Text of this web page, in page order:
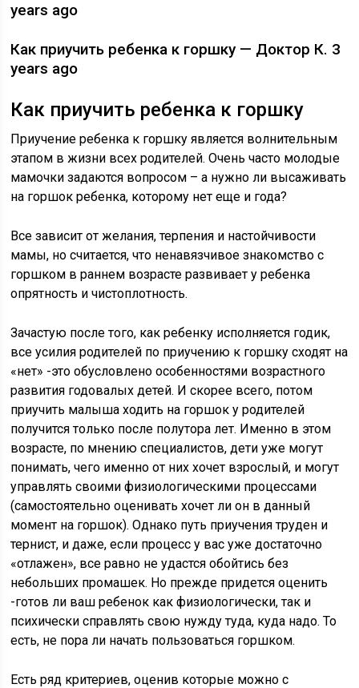
years ago
Как приучить ребенка к горшку — Доктор К. 3
years ago
Как приучить ребенка к горшку
Приучение ребенка к горшку является волнительным
этапом в жизни всех родителей. Очень часто молодые
мамочки задаются вопросом – а нужно ли высаживать
на горшок ребенка, которому нет еще и года?
Все зависит от желания, терпения и настойчивости
мамы, но считается, что ненавязчивое знакомство с
горшком в раннем возрасте развивает у ребенка
опрятность и чистоплотность.
Зачастую после того, как ребенку исполняется годик,
все усилия родителей по приучению к горшку сходят на
«нет» -это обусловлено особенностями возрастного
развития годовалых детей. И скорее всего, потом
приучить малыша ходить на горшок у родителей
получится только после полутора лет. Именно в этом
возрасте, по мнению специалистов, дети уже могут
понимать, чего именно от них хочет взрослый, и могут
управлять своими физиологическими процессами
(самостоятельно оценивать хочет ли он в данный
момент на горшок). Однако путь приучения труден и
тернист, и даже, если процесс у вас уже достаточно
«отлажен», все равно не удастся обойтись без
небольших промашек. Но прежде придется оценить
-готов ли ваш ребенок как физиологически, так и
психически справлять свою нужду туда, куда надо. То
есть, не пора ли начать пользоваться горшком.
Есть ряд критериев, оценив которые можно с